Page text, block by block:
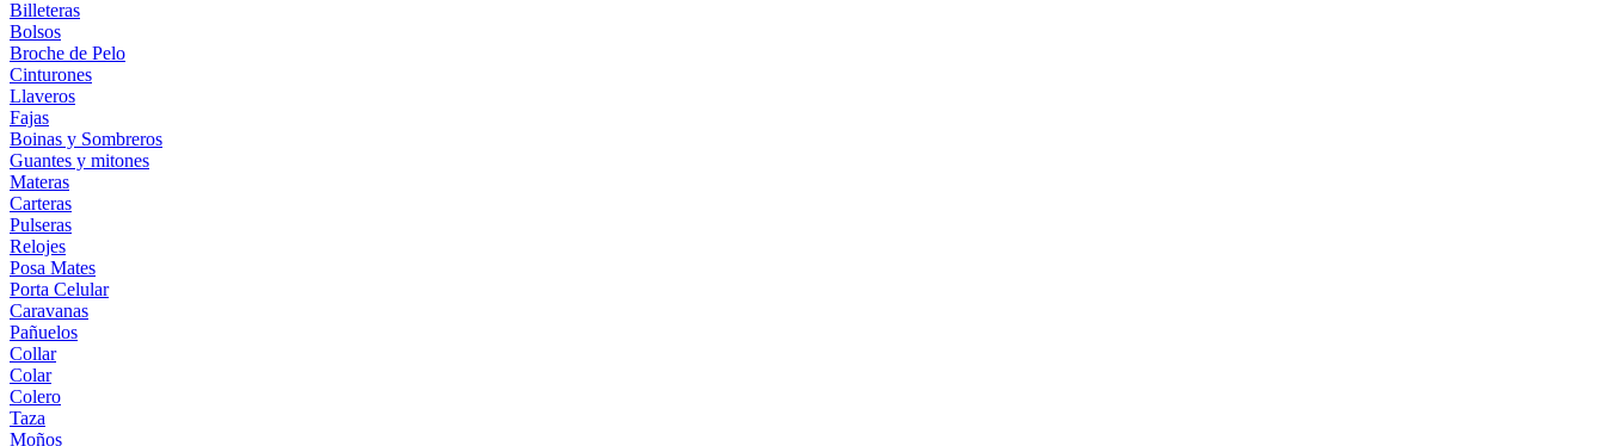
Billeteras
Bolsos
Broche de Pelo
Cinturones
Llaveros
Fajas
Boinas y Sombreros
Guantes y mitones
Materas
Carteras
Pulseras
Relojes
Posa Mates
Porta Celular
Caravanas
Pañuelos
Collar
Colar
Colero
Taza
Moños